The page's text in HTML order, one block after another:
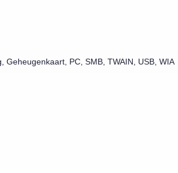
Geheugenkaart, PC, SMB, TWAIN, USB, WIA